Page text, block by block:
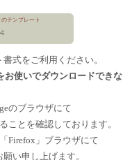
テンプレート
式をご利用ください。
お使いでダウンロードできな
のブラウザにて
ことを確認しております。
Firefox」ブラウザにて
い申し上げます。